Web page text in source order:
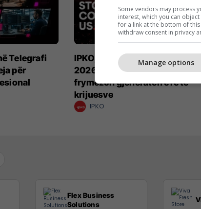
Telegrafi
për
IPKO, Sponsor i Artë i DokuFest
2026, mbështet filmin dhe
frymëzon gjeneratën e re të
krijuesve
IPKO
Flex Business
Solutions
Some vendors may process
interest, which you can
for a link at the bottom of
withdraw consent in privacy
Manage options